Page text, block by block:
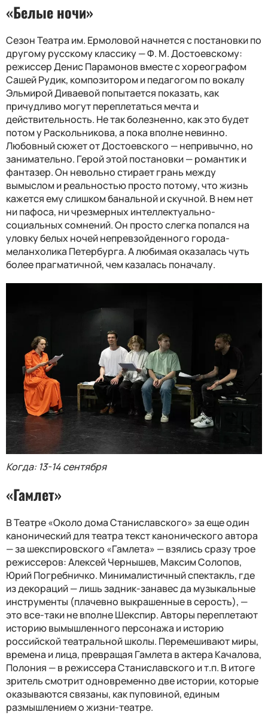
«Белые ночи»
Сезон Театра им. Ермоловой начнется с постановки по
другому русскому классику — Ф. М. Достоевскому:
режиссер Денис Парамонов вместе с хореографом
Сашей Рудик, композитором и педагогом по вокалу
Эльмирой Диваевой попытается показать, как
причудливо могут переплетаться мечта и
действительность. Не так болезненно, как это будет
потом у Раскольникова, а пока вполне невинно.
Любовный сюжет от Достоевского — непривычно, но
занимательно. Герой этой постановки — романтик и
фантазер. Он невольно стирает грань между
вымыслом и реальностью просто потому, что жизнь
кажется ему слишком банальной и скучной. В нем нет
ни пафоса, ни чрезмерных интеллектуально-
социальных сомнений. Он просто слегка попался на
уловку белых ночей непревзойденного города-
меланхолика Петербурга. А любимая оказалась чуть
более прагматичной, чем казалась поначалу.
Когда: 13-14 сентября
«Гамлет»
В Театре «Около дома Станиславского» за еще один
канонический для театра текст канонического автора
— за шекспировского «Гамлета» — взялись сразу трое
режиссеров: Алексей Чернышев, Максим Солопов,
Юрий Погребничко. Минималистичный спектакль, где
из декораций — лишь задник-занавес да музыкальные
инструменты (плачевно выкрашенные в серость), —
это все-таки не вполне Шекспир. Авторы переплетают
историю вымышленного персонажа и историю
российской театральной школы. Перемешивают миры,
времена и лица, превращая Гамлета в актера Качалова,
Полония — в режиссера Станиславского и т.п. В итоге
зритель смотрит одновременно две истории, которые
оказываются связаны, как пуповиной, единым
размышлением о жизни-театре.